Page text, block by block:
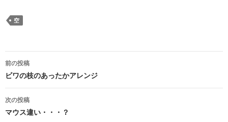
空
投
稿
ナ
ビ
前の投稿
ビワの枝のあったかアレンジ
次の投稿
マウス違い・・・？